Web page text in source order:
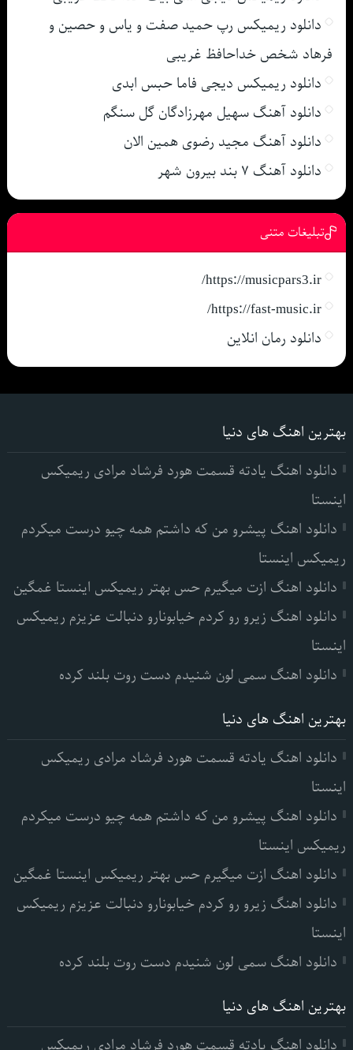
دانلود ریمیکس رپ حمید صفت و یاس و حصین و
فرهاد شخص خداحافظ غریبی
دانلود ریمیکس دیجی فاما حبس ابدی
دانلود آهنگ سهیل مهرزادگان گل سنگم
دانلود آهنگ مجید رضوی همین الان
دانلود آهنگ ۷ بند بیرون شهر
تبلیغات متنی
https://musicpars3.ir/
https://fast-music.ir/
دانلود رمان انلاین
بهترین اهنگ های دنیا
دانلود اهنگ یادته قسمت هورد فرشاد مرادی ریمیکس
اینستا
دانلود اهنگ پیشرو من که داشتم همه چیو درست میکردم
ریمیکس اینستا
دانلود اهنگ ازت میگیرم حس بهتر ریمیکس اینستا غمگین
دانلود اهنگ زیرو رو کردم خیابونارو دنبالت عزیزم ریمیکس
اینستا
دانلود اهنگ سمی لون شنیدم دست روت بلند کرده
بهترین اهنگ های دنیا
دانلود اهنگ یادته قسمت هورد فرشاد مرادی ریمیکس
اینستا
دانلود اهنگ پیشرو من که داشتم همه چیو درست میکردم
ریمیکس اینستا
دانلود اهنگ ازت میگیرم حس بهتر ریمیکس اینستا غمگین
دانلود اهنگ زیرو رو کردم خیابونارو دنبالت عزیزم ریمیکس
اینستا
دانلود اهنگ سمی لون شنیدم دست روت بلند کرده
بهترین اهنگ های دنیا
دانلود اهنگ یادته قسمت هورد فرشاد مرادی ریمیکس